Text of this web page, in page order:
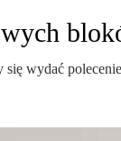
się wydać